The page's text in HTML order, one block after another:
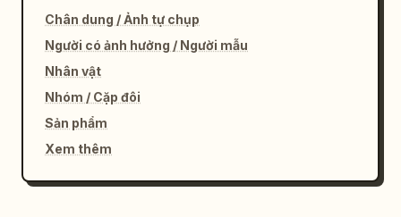
Chân dung / Ảnh tự chụp
Người có ảnh hưởng / Người mẫu
Nhân vật
Nhóm / Cặp đôi
Sản phẩm
Xem thêm